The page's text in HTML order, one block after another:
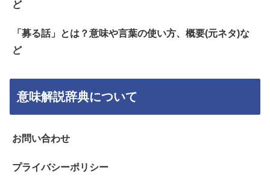
ど
「募る話」とは？意味や言葉の使い方、概要(元ネタ)な
ど
意味解説辞典について
お問い合わせ
プライバシーポリシー